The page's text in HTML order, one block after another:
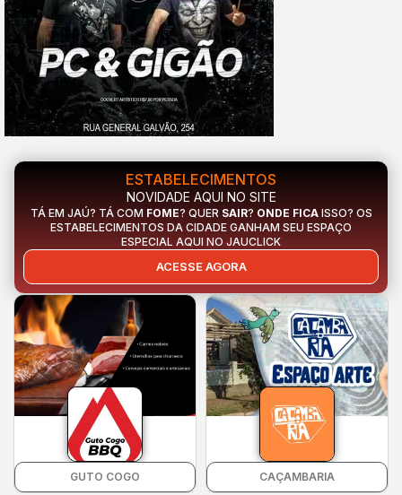
GUTO COGO CAÇAMBARIA
ESTABELECIMENTOS
NOVIDADE AQUI NO SITE
TÁ EM JAÚ? TÁ COM FOME? QUER SAIR? ONDE FICAISSO? OS
ESTABELECIMENTOS DA CIDADE GANHAM SEU ESPAÇO
ESPECIAL AQUI NO JAUCLICK
ACESSE AGORA